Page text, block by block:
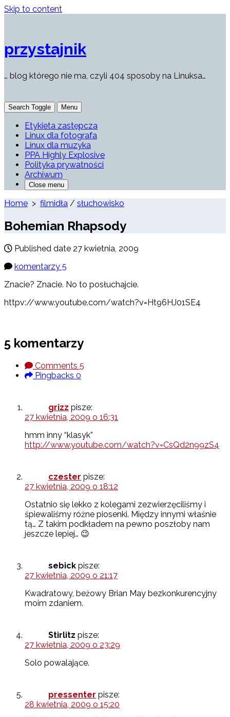
Skip to content
przystajnik
… blog którego nie ma, czyli 404 sposoby na Linuksa…
Search Toggle Menu
Etykieta zastępcza
Linux dla fotografa
Linux dla muzyka
PPA Highly Explosive
Polityka prywatności
Archiwum
Close menu
Home > filmidła / słuchowisko
Bohemian Rhapsody
Published date 27 kwietnia, 2009
komentarzy 5
Znacie? Znacie. No to posłuchajcie.
httpv://www.youtube.com/watch?v=Ht96HJ01SE4
5 komentarzy
Comments 5
Pingbacks 0
grizz pisze:
27 kwietnia, 2009 o 16:31
hmm inny “klasyk”
http://www.youtube.com/watch?v=CsQd2n99zS4
czester pisze:
27 kwietnia, 2009 o 18:12
Ostatnio się lekko z kolegami zezwierzęciliśmy i
śpiewaliśmy różne piosenki. Między innymi właśnie
tą… Z takim podkładem na pewno poszłoby nam
jeszcze lepiej… 😉
sebick pisze:
27 kwietnia, 2009 o 21:17
Kwadratowy, beżowy Brian May bezkonkurencyjny
moim zdaniem.
Stirlitz pisze:
27 kwietnia, 2009 o 23:29
Solo powalające.
pressenter pisze:
28 kwietnia, 2009 o 15:20